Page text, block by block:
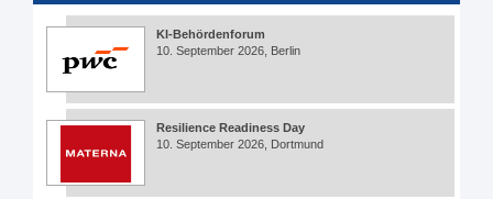
KI-Behördenforum
10. September 2026, Berlin
Resilience Readiness Day
10. September 2026, Dortmund